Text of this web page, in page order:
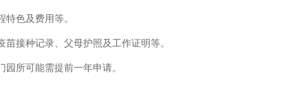
色及费用等。
接种记录、父母护照及工作证明等。
所可能需提前一年申请。